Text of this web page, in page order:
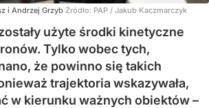
i Andrzej Grzyb Źródło: PAP / Jakub Kaczmarczyk
użyte środki kinetyczne
Tylko wobec tych,
że powinno się takich
trajektoria wskazywała,
w kierunku ważnych obiektów –